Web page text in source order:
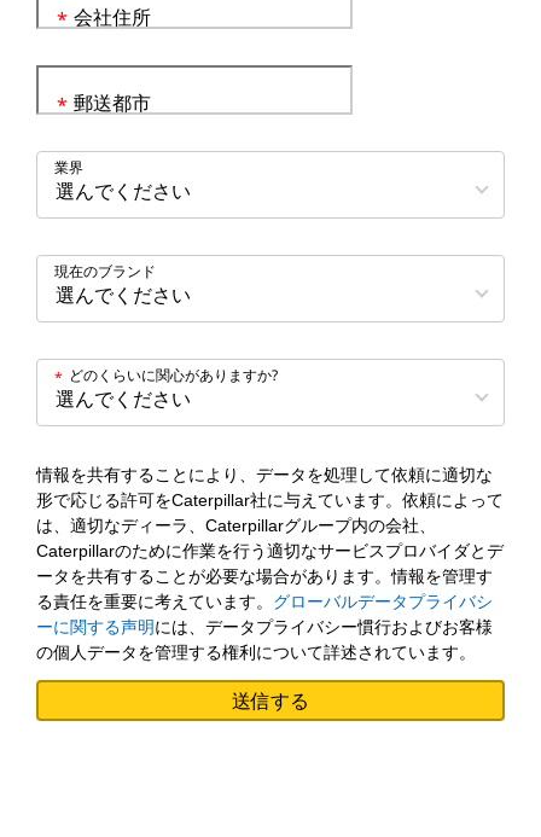
会社住所
*
郵送都市
*
業界
現在のブランド
どのくらいに関心がありますか?
*
情報を共有することにより、データを処理して依頼に適切な
形で応じる許可をCaterpillar社に与えています。依頼によって
は、適切なディーラ、Caterpillarグループ内の会社、
Caterpillarのために作業を行う適切なサービスプロバイダとデ
ータを共有することが必要な場合があります。情報を管理す
る責任を重要に考えています。 グローバルデータプライバシ
ーに関する声明には、データプライバシー慣行およびお客様
の個人データを管理する権利について詳述されています。